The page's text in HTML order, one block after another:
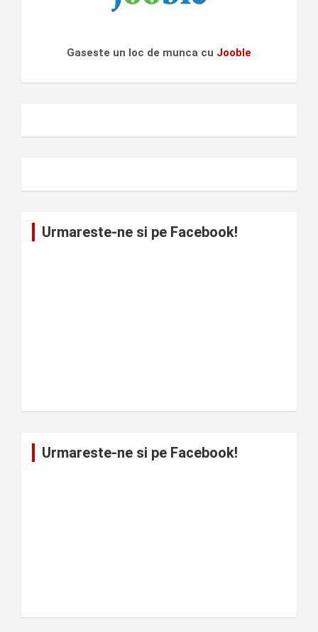
Gaseste un loc de munca cu Jooble
Urmareste-ne si pe Facebook!
Urmareste-ne si pe Facebook!